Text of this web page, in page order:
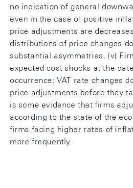
no indication of general
even in the case of positive
price adjustments are
distributions of price changes
substantial asymmetries. (v)
expected cost shocks at the
occurrence; VAT rate changes
price adjustments before they
is some evidence that firms
according to the state of the
firms facing higher rates of
more frequently.